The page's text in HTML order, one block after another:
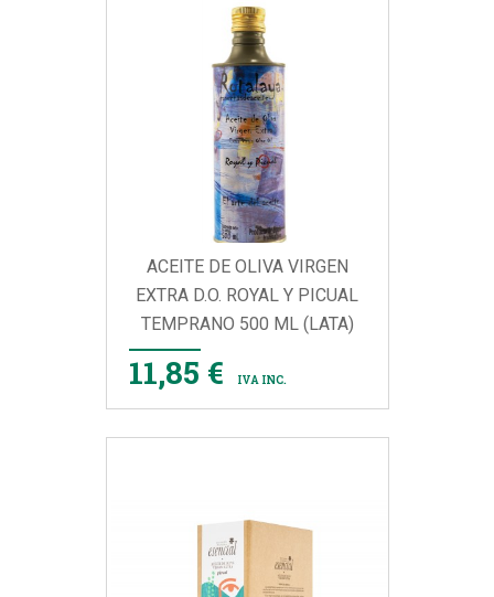
ACEITE DE OLIVA VIRGEN
EXTRA D.O. ROYAL Y PICUAL
TEMPRANO 500 ML (LATA)
11,85 € IVA INC.